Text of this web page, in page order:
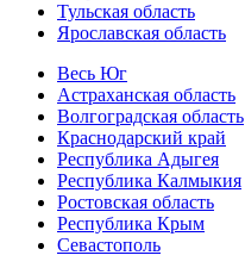
Тульская область
Ярославская область
Весь Юг
Астраханская область
Волгоградская область
Краснодарский край
Республика Адыгея
Республика Калмыкия
Ростовская область
Республика Крым
Севастополь